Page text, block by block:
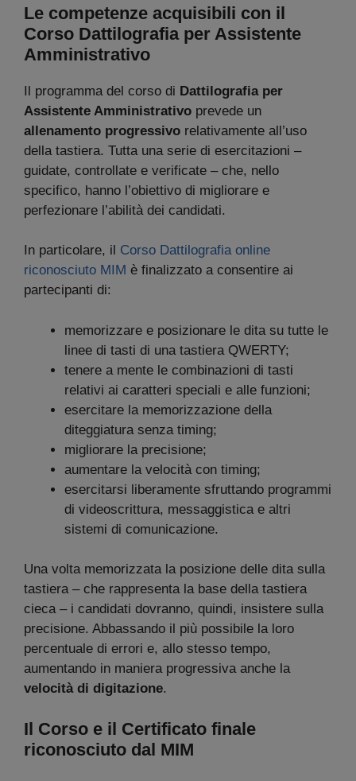
Le competenze acquisibili con il
Corso Dattilografia per Assistente
Amministrativo
Il programma del corso di Dattilografia per
Assistente Amministrativo prevede un
allenamento progressivo relativamente all’uso
della tastiera. Tutta una serie di esercitazioni –
guidate, controllate e verificate – che, nello
specifico, hanno l’obiettivo di migliorare e
perfezionare l’abilità dei candidati.
In particolare, il Corso Dattilografia online
riconosciuto MIM è finalizzato a consentire ai
partecipanti di:
memorizzare e posizionare le dita su tutte le
linee di tasti di una tastiera QWERTY;
tenere a mente le combinazioni di tasti
relativi ai caratteri speciali e alle funzioni;
esercitare la memorizzazione della
diteggiatura senza timing;
migliorare la precisione;
aumentare la velocità con timing;
esercitarsi liberamente sfruttando programmi
di videoscrittura, messaggistica e altri
sistemi di comunicazione.
Una volta memorizzata la posizione delle dita sulla
tastiera – che rappresenta la base della tastiera
cieca – i candidati dovranno, quindi, insistere sulla
precisione. Abbassando il più possibile la loro
percentuale di errori e, allo stesso tempo,
aumentando in maniera progressiva anche la
velocità di digitazione.
Il Corso e il Certificato finale
riconosciuto dal MIM